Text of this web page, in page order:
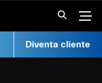
Diventa cliente